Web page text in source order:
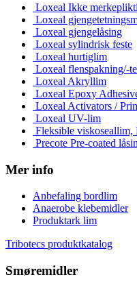
Loxeal Ikke
Loxeal
Loxeal gjengelåsing
Loxeal sylindrisk feste
Loxeal hurtiglim
Loxeal flenspakning/-
Loxeal Akryllim
Loxeal Epoxy
Loxeal Activators /
Loxeal UV-lim
Fleksible viskoseallim,
Precote Pre-coated
Mer info
Anbefaling bordlim
Anaerobe klebemidler
Produktark lim
Tribotecs produktkatalog
Smøremidler